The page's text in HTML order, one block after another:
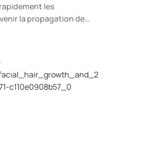
les
la propagation de
article, vous
se manifester. Vous
il est pertinent de
de santé.